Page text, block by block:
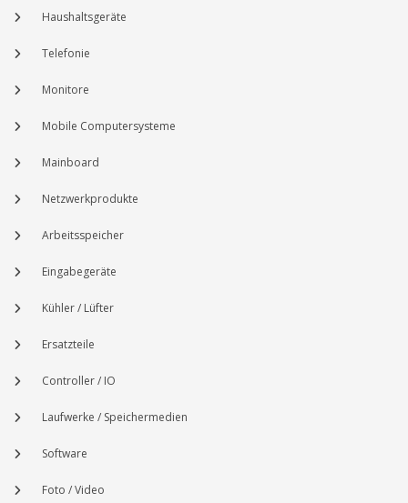
Haushaltsgeräte
Telefonie
Monitore
Mobile Computersysteme
Mainboard
Netzwerkprodukte
Arbeitsspeicher
Eingabegeräte
Kühler / Lüfter
Ersatzteile
Controller / IO
Laufwerke / Speichermedien
Software
Foto / Video